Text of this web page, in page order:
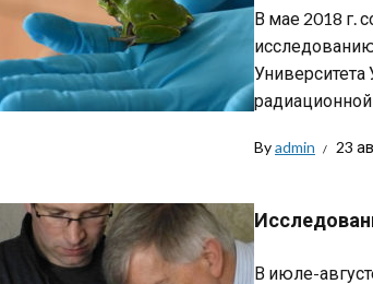
В мае 2018 г.
Университета
Byadmin 23
В июле-